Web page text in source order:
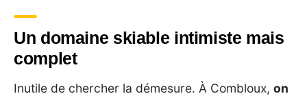
Un domaine skiable intimiste mais
complet
Inutile de chercher la démesure. À Combloux, on